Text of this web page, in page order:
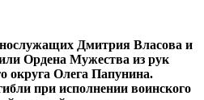
Дмитрия Власова и
Ордена Мужества из рук
округа Олега Папунина.
при исполнении воинского